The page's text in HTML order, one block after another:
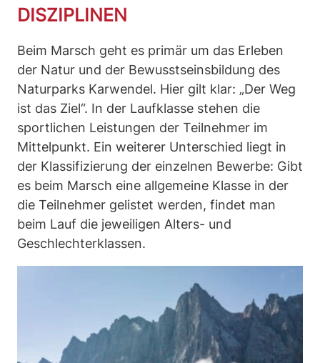
DISZIPLINEN
Beim Marsch geht es primär um das Erleben
der Natur und der Bewusstseinsbildung des
Naturparks Karwendel. Hier gilt klar: „Der Weg
ist das Ziel“. In der Laufklasse stehen die
sportlichen Leistungen der Teilnehmer im
Mittelpunkt. Ein weiterer Unterschied liegt in
der Klassifizierung der einzelnen Bewerbe: Gibt
es beim Marsch eine allgemeine Klasse in der
die Teilnehmer gelistet werden, findet man
beim Lauf die jeweiligen Alters- und
Geschlechterklassen.